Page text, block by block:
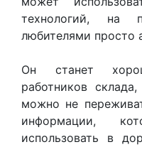
технологий, на
любителями просто
Он станет
работников
можно не
информации,
использовать в